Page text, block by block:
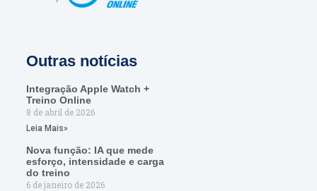
Outras notícias
Integração Apple Watch +
Treino Online
8 de abril de 2026
Leia Mais»
Nova função: IA que mede
esforço, intensidade e carga
do treino
6 de janeiro de 2026